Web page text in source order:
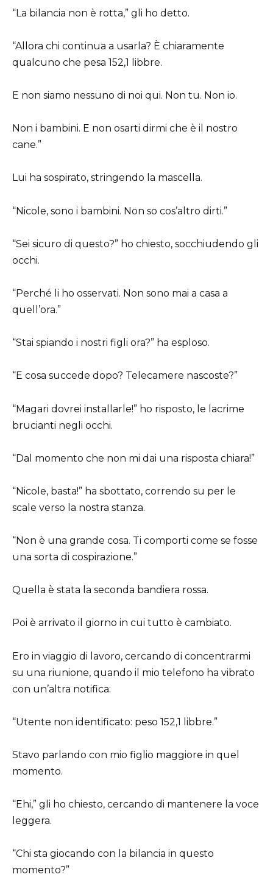
“La bilancia non è rotta,” gli ho detto.
“Allora chi continua a usarla? È chiaramente
qualcuno che pesa 152,1 libbre.
E non siamo nessuno di noi qui. Non tu. Non io.
Non i bambini. E non osarti dirmi che è il nostro
cane.”
Lui ha sospirato, stringendo la mascella.
“Nicole, sono i bambini. Non so cos’altro dirti.”
“Sei sicuro di questo?” ho chiesto, socchiudendo gli
occhi.
“Perché li ho osservati. Non sono mai a casa a
quell’ora.”
“Stai spiando i nostri figli ora?” ha esploso.
“E cosa succede dopo? Telecamere nascoste?”
“Magari dovrei installarle!” ho risposto, le lacrime
brucianti negli occhi.
“Dal momento che non mi dai una risposta chiara!”
“Nicole, basta!” ha sbottato, correndo su per le
scale verso la nostra stanza.
“Non è una grande cosa. Ti comporti come se fosse
una sorta di cospirazione.”
Quella è stata la seconda bandiera rossa.
Poi è arrivato il giorno in cui tutto è cambiato.
Ero in viaggio di lavoro, cercando di concentrarmi
su una riunione, quando il mio telefono ha vibrato
con un’altra notifica:
“Utente non identificato: peso 152,1 libbre.”
Stavo parlando con mio figlio maggiore in quel
momento.
“Ehi,” gli ho chiesto, cercando di mantenere la voce
leggera.
“Chi sta giocando con la bilancia in questo
momento?”